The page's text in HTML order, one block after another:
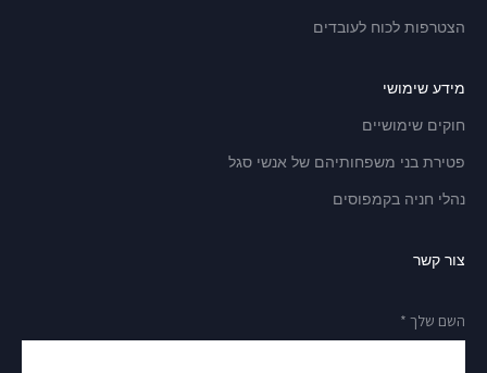
הצטרפות לכוח לעובדים
מידע שימושי
חוקים שימושיים
פטירת בני משפחותיהם של אנשי סגל
נהלי חניה בקמפוסים
צור קשר
השם שלך *